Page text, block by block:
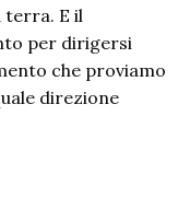
terra. E il
per dirigersi
che proviamo
direzione